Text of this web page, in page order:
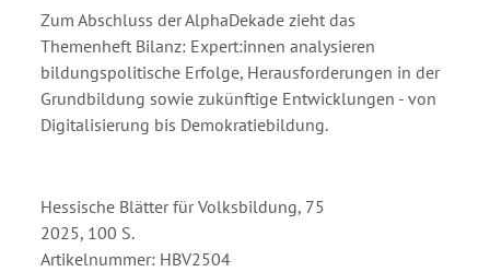
Zum Abschluss der AlphaDekade zieht das
Themenheft Bilanz: Expert:innen analysieren
bildungspolitische Erfolge, Herausforderungen in der
Grundbildung sowie zukünftige Entwicklungen - von
Digitalisierung bis Demokratiebildung.
Hessische Blätter für Volksbildung, 75
2025, 100 S.
Artikelnummer: HBV2504